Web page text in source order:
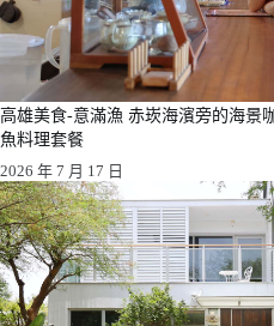
高雄美食-意滿漁 赤崁海濱旁的海景
魚料理套餐
2026 年 7 月 17 日